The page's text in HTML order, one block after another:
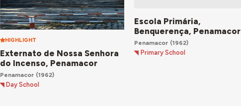
HIGHLIGHT
Externato de Nossa Senhora
do Incenso, Penamacor
Penamacor (1962)
Day School
Escola Primária,
Benquerença, Penamacor
Penamacor (1962)
Primary School